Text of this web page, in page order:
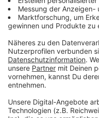
Anzeige
Seit diesem Sommer
Produzenten an dem
sechs Jahre alt ist,
endlich zu
musikalische Reise
erste Lied aus einer
noch released werden.